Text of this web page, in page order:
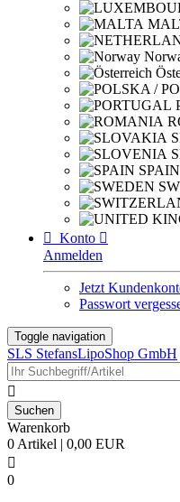
SPAIN
 Konto 
Anmelden
Jetzt
Passwort
Toggle navigation
SLS StefansLipoShop GmbH

Warenkorb
0 Artikel | 0,00 EUR

0